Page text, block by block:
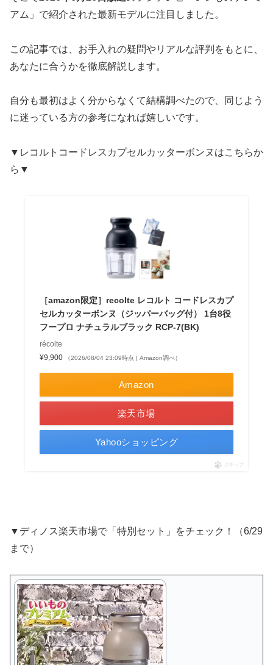
アム」で紹介された最新モデルに注目しました。
この記事では、お手入れの疑問やリアルな評判をもとに、
あなたに合うかを徹底解説します。
自分も最初はよく分からなくて結構調べたので、同じよう
に迷っている方の参考になれば嬉しいです。
▼レコルトコードレスカプセルカッターボンヌはこちらか
ら▼
［amazon限定］recolte レコルト コードレスカプ
セルカッターボンヌ（ジッパーバッグ付） 1台8役
フープロ ナチュラルブラック RCP-7(BK)
récolte
¥9,900
（2026/08/04 23:09時点 | Amazon調べ）
Amazon
楽天市場
Yahooショッピング
ポチップ
▼ディノス楽天市場で「特別セット」をチェック！（6/29
まで）